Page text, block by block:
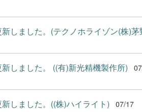
しました。(テクノホライゾン(株)茅
しました。 ((有)新光精機製作所)
しました。((株)ハイライト) 07/17